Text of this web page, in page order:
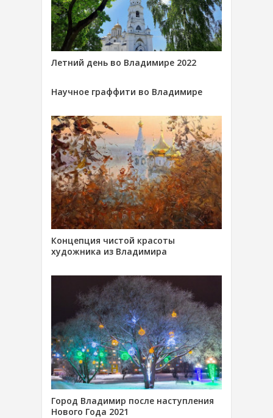
Летний день во Владимире 2022
Научное граффити во Владимире
Концепция чистой красоты
художника из Владимира
Город Владимир после наступления
Нового Года 2021